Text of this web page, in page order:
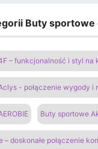
Buty
– funkcjonalność i styl na
- połączenie wygody i
Buty sportowe
doskonałe połączenie